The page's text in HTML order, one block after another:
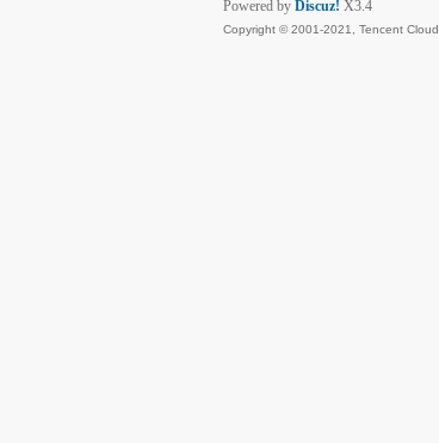
Powered by Discuz! X3.4
Copyright © 2001-2021, Tencent Cloud.